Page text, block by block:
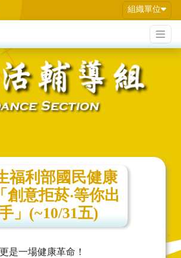
組織單位
福利部國民健康
創意拒菸‧等你出
」(~10/31五)
是一場健康革命！